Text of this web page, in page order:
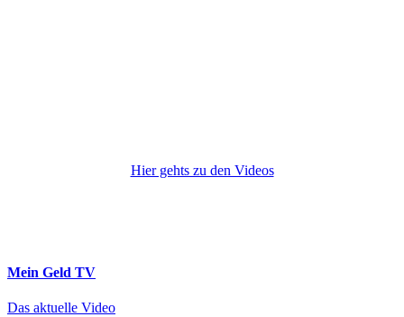
Hier gehts zu den Videos
Mein Geld TV
Das aktuelle Video